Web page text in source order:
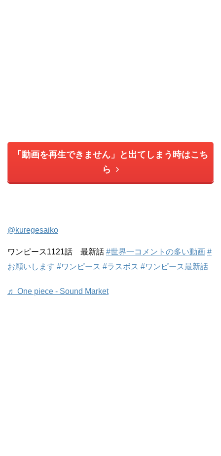
「動画を再生できません」と出てしまう時はこち
ら
@kuregesaiko
ワンピース1121話 最新話 #世界一コメントの多い動画 #
お願いします #ワンピース #ラスボス #ワンピース最新話
♬ One piece - Sound Market